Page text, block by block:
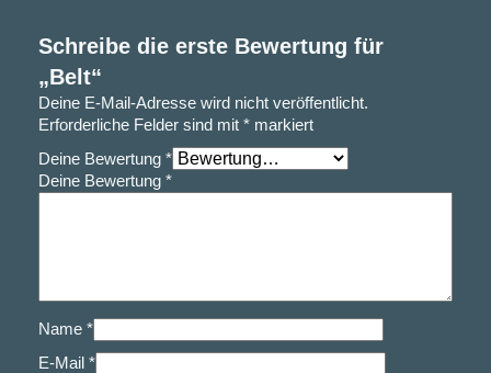
Schreibe die erste Bewertung für
„Belt“
Deine E-Mail-Adresse wird nicht veröffentlicht.
Erforderliche Felder sind mit *markiert
Deine Bewertung *
Deine Bewertung *
Name *
E-Mail *